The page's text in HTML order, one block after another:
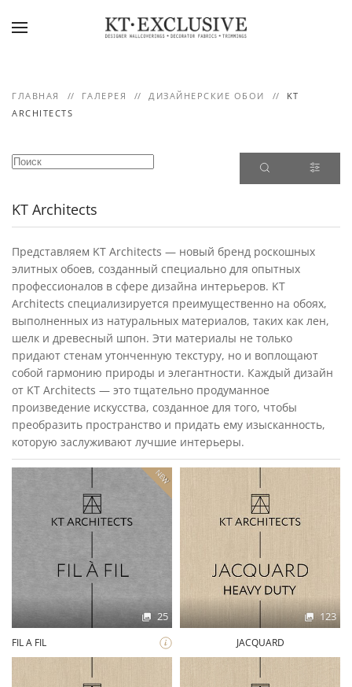
ГЛАВНАЯ ГАЛЕРЕЯ ДИЗАЙНЕРСКИЕ ОБОИ
KT
ARCHITECTS
KT Architects
Представляем KT Architects — новый бренд роскошных
элитных обоев, созданный специально для опытных
профессионалов в сфере дизайна интерьеров. KT
Architects специализируется преимущественно на обоях,
выполненных из натуральных материалов, таких как лен,
шелк и древесный шпон. Эти материалы не только
придают стенам утонченную текстуру, но и воплощают
собой гармонию природы и элегантности. Каждый дизайн
от KT Architects — это тщательно продуманное
произведение искусства, созданное для того, чтобы
преобразить пространство и придать ему изысканность,
которую заслуживают лучшие интерьеры.
NEW
25
FIL A FIL
123
JACQUARD